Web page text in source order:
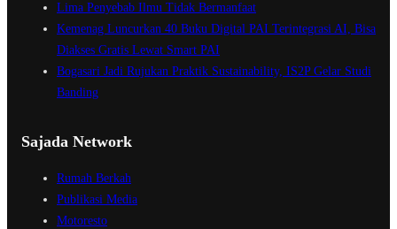
a
Lima Penyebab Ilmu Tidak Bermanfaat
Kemenag Luncurkan 40 Buku Digital PAI Terintegrasi AI, Bisa
Diakses Gratis Lewat Smart PAI
Bogasari Jadi Rujukan Praktik Sustainability, IS2P Gelar Studi
Banding
Sajada Network
Rumah Berkah
Publikasi Media
Motoresto